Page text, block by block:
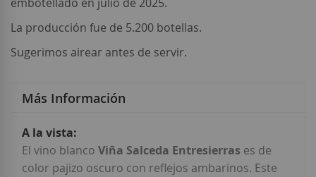
embotellado en julio de 2025.
La producción fue de 5.200 botellas.
Sugerimos airear antes de servir.
Más Información
Más
Información
El vino blanco Viña Salceda Entresierras es de
color pajizo oscuro con reflejos ambarinos. Este